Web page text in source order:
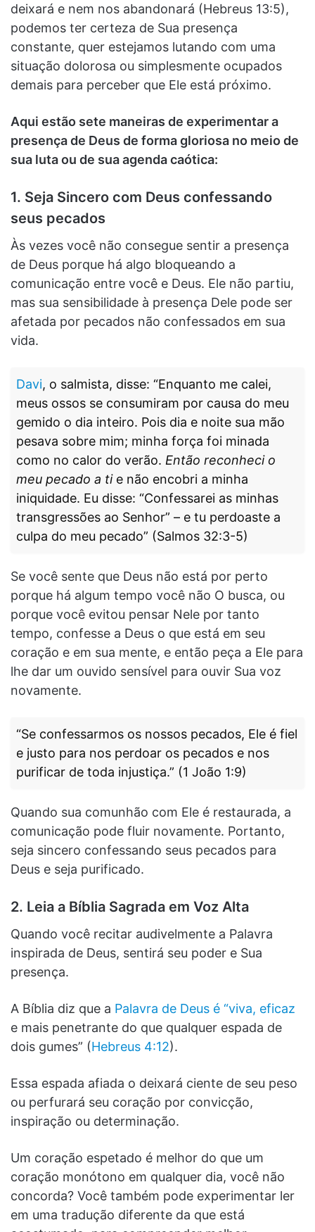
deixará e nem nos abandonará (Hebreus 13:5),
podemos ter certeza de Sua presença
constante, quer estejamos lutando com uma
situação dolorosa ou simplesmente ocupados
demais para perceber que Ele está próximo.
Aqui estão sete maneiras de experimentar a
presença de Deus de forma gloriosa no meio de
sua luta ou de sua agenda caótica:
1. Seja Sincero com Deus confessando
seus pecados
Às vezes você não consegue sentir a presença
de Deus porque há algo bloqueando a
comunicação entre você e Deus. Ele não partiu,
mas sua sensibilidade à presença Dele pode ser
afetada por pecados não confessados ​​em sua
vida.
Davi, o salmista, disse: “Enquanto me calei,
meus ossos se consumiram por causa do meu
gemido o dia inteiro. Pois dia e noite sua mão
pesava sobre mim; minha força foi minada
como no calor do verão. Então reconheci o
meu pecado a tie não encobri a minha
iniquidade. Eu disse: “Confessarei as minhas
transgressões ao Senhor” – e tu perdoaste a
culpa do meu pecado” (Salmos 32:3-5)
Se você sente que Deus não está por perto
porque há algum tempo você não O busca, ou
porque você evitou pensar Nele por tanto
tempo, confesse a Deus o que está em seu
coração e em sua mente, e então peça a Ele para
lhe dar um ouvido sensível para ouvir Sua voz
novamente.
“Se confessarmos os nossos pecados, Ele é fiel
e justo para nos perdoar os pecados e nos
purificar de toda injustiça.” (1 João 1:9)
Quando sua comunhão com Ele é restaurada, a
comunicação pode fluir novamente. Portanto,
seja sincero confessando seus pecados para
Deus e seja purificado.
2. Leia a Bíblia Sagrada em Voz Alta
Quando você recitar audivelmente a Palavra
inspirada de Deus, sentirá seu poder e Sua
presença.
A Bíblia diz que a Palavra de Deus é “viva, eficaz
e mais penetrante do que qualquer espada de
dois gumes” (Hebreus 4:12).
Essa espada afiada o deixará ciente de seu peso
ou perfurará seu coração por convicção,
inspiração ou determinação.
Um coração espetado é melhor do que um
coração monótono em qualquer dia, você não
concorda? Você também pode experimentar ler
em uma tradução diferente da que está